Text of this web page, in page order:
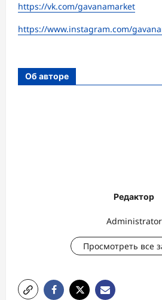
https://vk.com/gavanamarket
https://www.instagram.com/
Об авторе
Редактор
Administrator
Просмотреть все